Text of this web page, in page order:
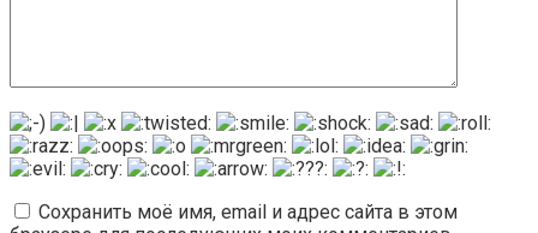
Сохранить моё имя, email и адрес сайта в этом